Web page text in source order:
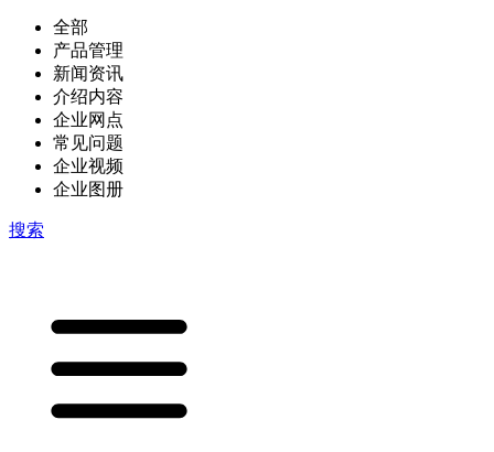
全部
产品管理
新闻资讯
介绍内容
企业网点
常见问题
企业视频
企业图册
搜索